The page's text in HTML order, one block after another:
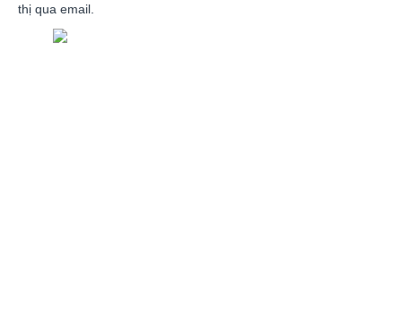
thị qua email.